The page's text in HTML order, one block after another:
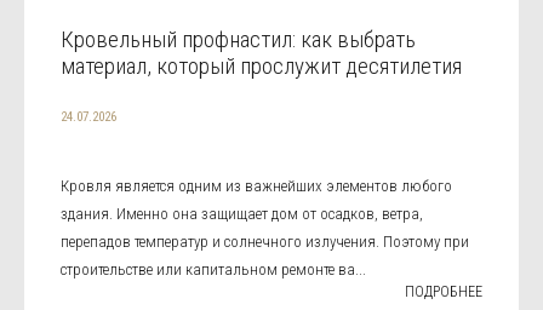
Кровельный профнастил: как выбрать
материал, который прослужит десятилетия
24.07.2026
Кровля является одним из важнейших элементов любого
здания. Именно она защищает дом от осадков, ветра,
перепадов температур и солнечного излучения. Поэтому при
строительстве или капитальном ремонте ва...
ПОДРОБНЕЕ